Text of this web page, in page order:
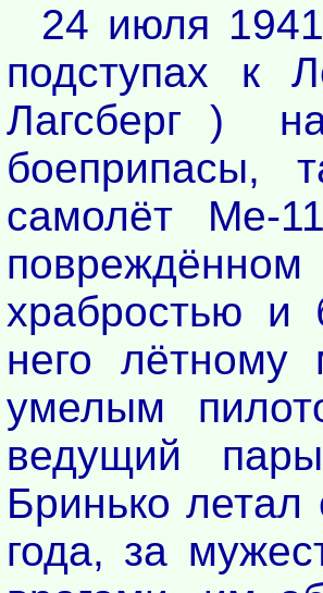
24 июля
подступах к
Лагсберг )
боеприпасы,
самолёт Ме-
храбростью и
него лётному
умелым
ведущий
Бринько
года, за